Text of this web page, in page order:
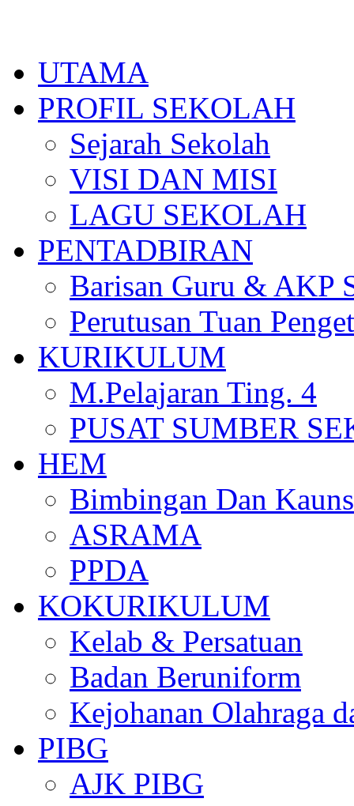
UTAMA
PROFIL SEKOLAH
Sejarah Sekolah
VISI DAN MISI
LAGU SEKOLAH
PENTADBIRAN
Barisan Guru & AKP
Perutusan Tuan
KURIKULUM
M.Pelajaran Ting. 4
PUSAT SUMBER
HEM
Bimbingan Dan
ASRAMA
PPDA
KOKURIKULUM
Kelab & Persatuan
Badan Beruniform
Kejohanan Olahraga
PIBG
AJK PIBG